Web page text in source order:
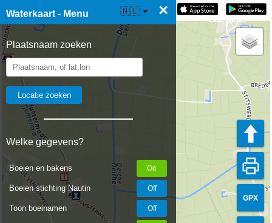
Waterkaart - Menu ×
Plaatsnaam zoeken
Welke gegevens?
Boeien en bakens
Boeien stichting Nautin
Toon boeinamen
☰ Waterkaart Live 🇳🇱
GPX